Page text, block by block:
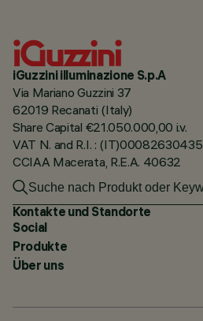
iGuzzini illuminazione S.p.A
Via Mariano Guzzini 37
62019 Recanati (Italy)
Share Capital €21.050.000,00 i.v.
VAT N. and R.I. : (IT)00082630435
CCIAA Macerata, R.E.A. 40632
Kontakte und Standorte
Social
Produkte
Über uns